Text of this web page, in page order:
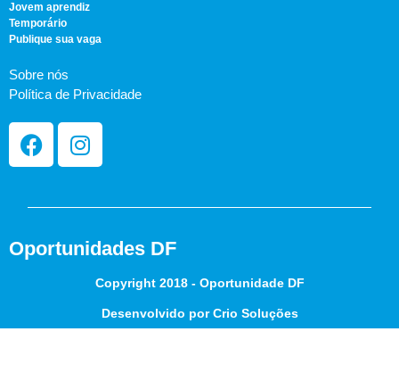
Jovem aprendiz
Temporário
Publique sua vaga
Sobre nós
Política de Privacidade
Oportunidades DF
Copyright 2018 - Oportunidade DF
Desenvolvido por Crio Soluções